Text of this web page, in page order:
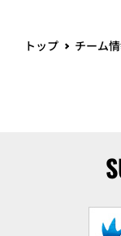
トップ チーム